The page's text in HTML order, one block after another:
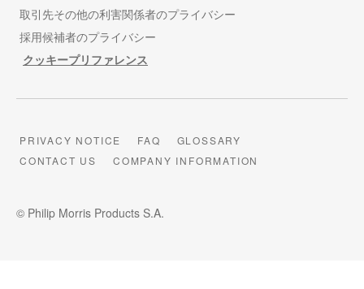
取引先その他の利害関係者のプライバシー
採用候補者のプライバシー
クッキープリファレンス
PRIVACY NOTICE FAQ
GLOSSARY
CONTACT US
COMPANY INFORMATION
© Philip Morris Products S.A.